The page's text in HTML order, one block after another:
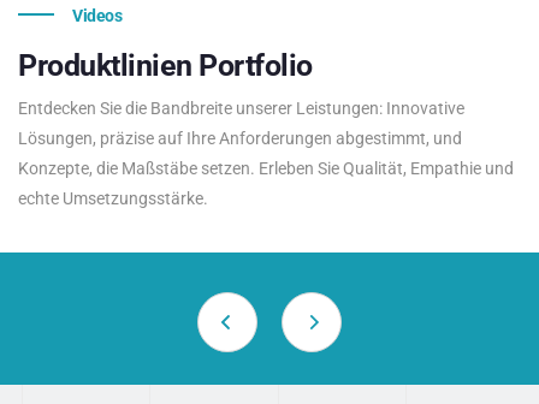
Videos
Produktlinien Portfolio
Entdecken Sie die Bandbreite unserer Leistungen: Innovative
Lösungen, präzise auf Ihre Anforderungen abgestimmt, und
Konzepte, die Maßstäbe setzen. Erleben Sie Qualität, Empathie und
echte Umsetzungsstärke.